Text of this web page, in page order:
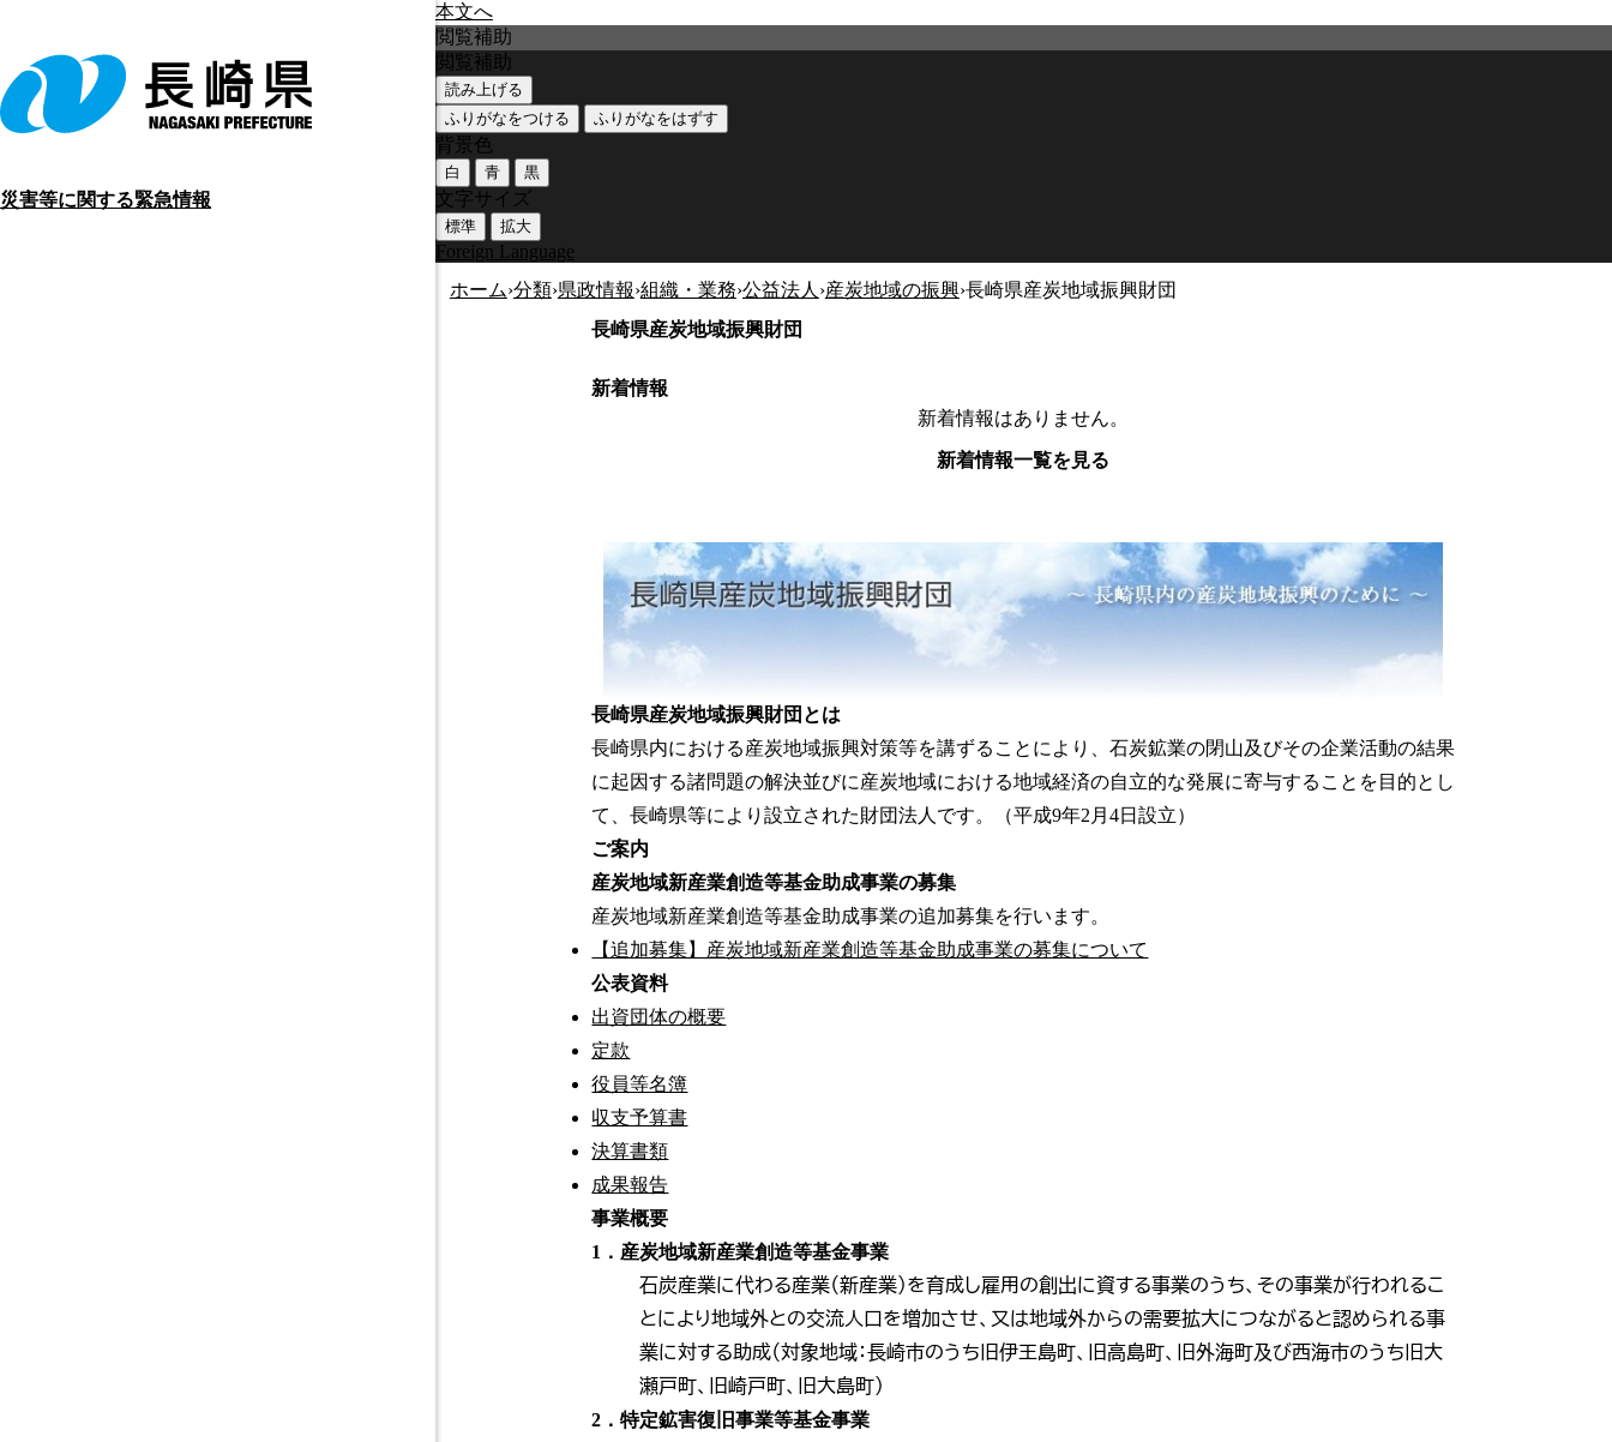
本文へ
災害等に関する緊急情報
閲覧補助
閲覧補助
読み上げる
ふりがなをつける
ふりがなをはずす
背景色
白 青 黒
文字サイズ
標準 拡大
Foreign Language
ホーム›分類›県政情報›組織・業務›公益法人 ›産炭地域の振興›長崎県産炭地域振興財団
長崎県産炭地域振興財団
新着情報
新着情報はありません。
新着情報一覧を見る
長崎県産炭地域振興財団とは
長崎県内における産炭地域振興対策等を講ずることにより、石炭鉱業の閉山及びその企業活動の結果
に起因する諸問題の解決並びに産炭地域における地域経済の自立的な発展に寄与することを目的とし
て、長崎県等により設立された財団法人です。（平成9年2月4日設立）
ご案内
産炭地域新産業創造等基金助成事業の募集
産炭地域新産業創造等基金助成事業の追加募集を行います。
【追加募集】産炭地域新産業創造等基金助成事業の募集について
公表資料
出資団体の概要
定款
役員等名簿
収支予算書
決算書類
成果報告
事業概要
1．産炭地域新産業創造等基金事業
石炭産業に代わる産業（新産業）を育成し雇用の創出に資する事業のうち、その事業が行われるこ
とにより地域外との交流人口を増加させ、又は地域外からの需要拡大につながると認められる事
業に対する助成（対象地域：長崎市のうち旧伊王島町、旧高島町、旧外海町及び西海市のうち旧大
瀬戸町、旧崎戸町、旧大島町）
2．特定鉱害復旧事業等基金事業